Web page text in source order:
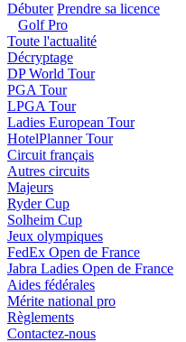
Débuter Prendre sa licence
Golf Pro
Toute l'actualité
Décryptage
DP World Tour
PGA Tour
LPGA Tour
Ladies European Tour
HotelPlanner Tour
Circuit français
Autres circuits
Majeurs
Ryder Cup
Solheim Cup
Jeux olympiques
FedEx Open de France
Jabra Ladies Open de France
Aides fédérales
Mérite national pro
Règlements
Contactez-nous